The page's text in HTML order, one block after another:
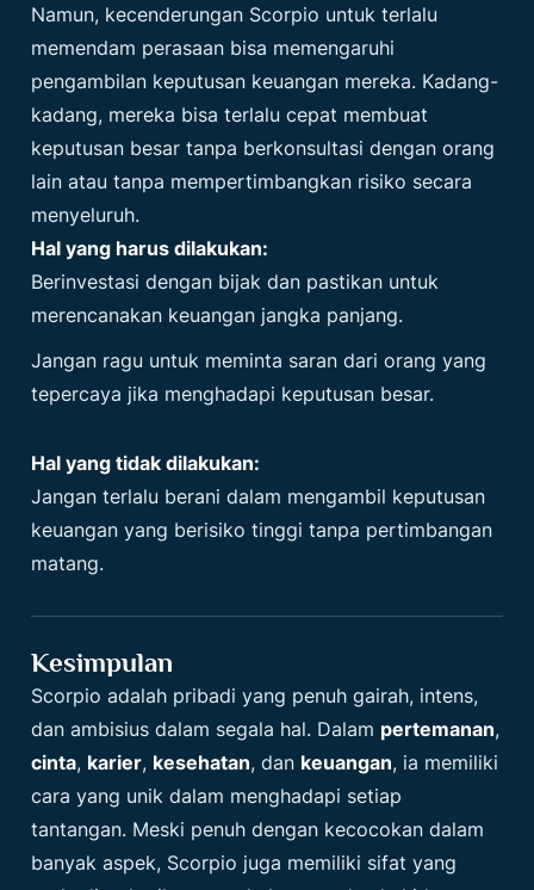
Namun, kecenderungan Scorpio untuk terlalu
memendam perasaan bisa memengaruhi
pengambilan keputusan keuangan mereka. Kadang-
kadang, mereka bisa terlalu cepat membuat
keputusan besar tanpa berkonsultasi dengan orang
lain atau tanpa mempertimbangkan risiko secara
menyeluruh.
Hal yang harus dilakukan:
Berinvestasi dengan bijak dan pastikan untuk
merencanakan keuangan jangka panjang.
Jangan ragu untuk meminta saran dari orang yang
tepercaya jika menghadapi keputusan besar.
Hal yang tidak dilakukan:
Jangan terlalu berani dalam mengambil keputusan
keuangan yang berisiko tinggi tanpa pertimbangan
matang.
Kesimpulan
Scorpio adalah pribadi yang penuh gairah, intens,
dan ambisius dalam segala hal. Dalam pertemanan,
cinta, karier, kesehatan, dan keuangan, ia memiliki
cara yang unik dalam menghadapi setiap
tantangan. Meski penuh dengan kecocokan dalam
banyak aspek, Scorpio juga memiliki sifat yang